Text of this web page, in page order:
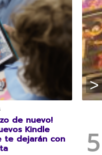
de nuevo!
Kindle
te dejarán con